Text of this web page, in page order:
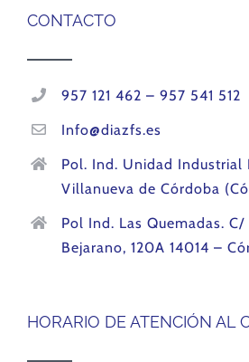
CONTACTO
957 121 462 – 957 541 512
Info@diazfs.es
Pol. Ind. Unidad Industrial
Villanueva de Córdoba
Pol Ind. Las Quemadas.
Bejarano, 120A 14014 –
HORARIO DE ATENCIÓN AL